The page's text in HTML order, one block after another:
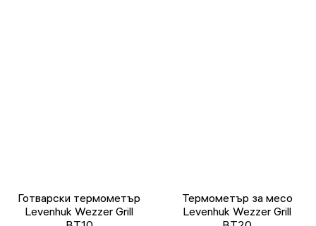
Готварски термометър
Levenhuk Wezzer Grill
Термометър за месо
Levenhuk Wezzer Grill